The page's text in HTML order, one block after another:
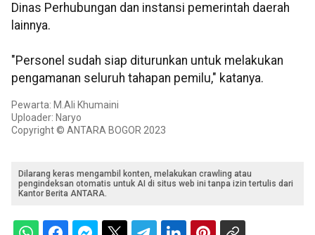
Dinas Perhubungan dan instansi pemerintah daerah
lainnya.
"Personel sudah siap diturunkan untuk melakukan
pengamanan seluruh tahapan pemilu," katanya.
Pewarta: M.Ali Khumaini
Uploader: Naryo
Copyright © ANTARA BOGOR 2023
Dilarang keras mengambil konten, melakukan crawling atau
pengindeksan otomatis untuk AI di situs web ini tanpa izin tertulis dari
Kantor Berita ANTARA.